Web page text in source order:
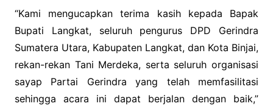
“Kami mengucapkan terima kasih kepada Bapak
Bupati Langkat, seluruh pengurus DPD Gerindra
Sumatera Utara, Kabupaten Langkat, dan Kota Binjai,
rekan-rekan Tani Merdeka, serta seluruh organisasi
sayap Partai Gerindra yang telah memfasilitasi
sehingga acara ini dapat berjalan dengan baik,”